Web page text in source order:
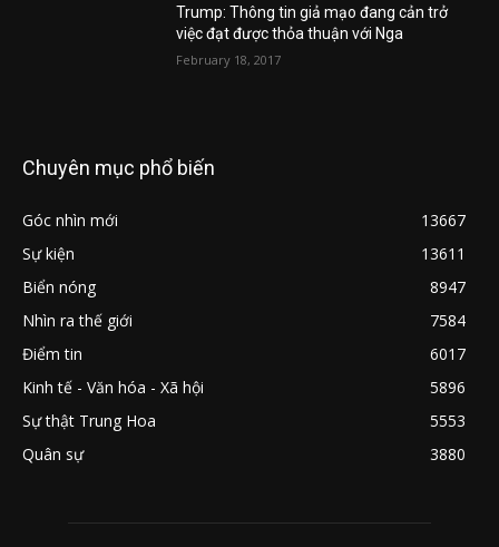
Trump: Thông tin giả mạo đang cản trở
việc đạt được thỏa thuận với Nga
February 18, 2017
Chuyên mục phổ biến
Góc nhìn mới
13667
Sự kiện
13611
Biển nóng
8947
Nhìn ra thế giới
7584
Điểm tin
6017
Kinh tế - Văn hóa - Xã hội
5896
Sự thật Trung Hoa
5553
Quân sự
3880